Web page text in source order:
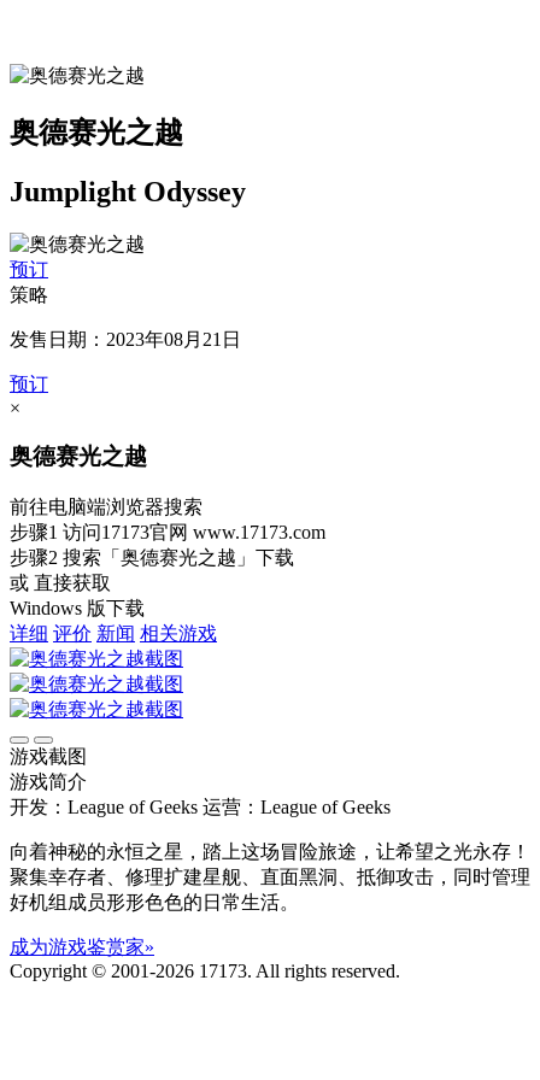
奥德赛光之越
Jumplight Odyssey
预订
策略
发售日期：2023年08月21日
预订
×
奥德赛光之越
前往电脑端浏览器搜索
步骤1 访问17173官网 www.17173.com
步骤2 搜索 「奥德赛光之越」 下载
或 直接获取
Windows 版下载
详细 评价 新闻 相关游戏
游戏截图
游戏简介
开发：League of Geeks 运营：League of Geeks
向着神秘的永恒之星，踏上这场冒险旅途，让希望之光永存！
聚集幸存者、修理扩建星舰、直面黑洞、抵御攻击，同时管理
好机组成员形形色色的日常生活。
成为游戏鉴赏家»
Copyright © 2001-2026 17173. All rights reserved.